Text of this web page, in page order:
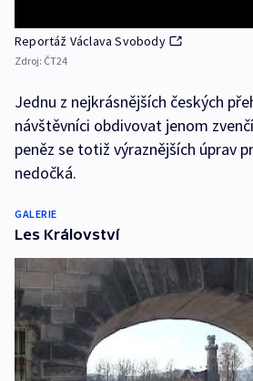
Reportáž Václava Svobody
Zdroj: ČT24
Jednu z nejkrásnějších českých
návštěvníci obdivovat jenom
peněz se totiž výraznějších úprav
nedočká.
GALERIE
Les Království